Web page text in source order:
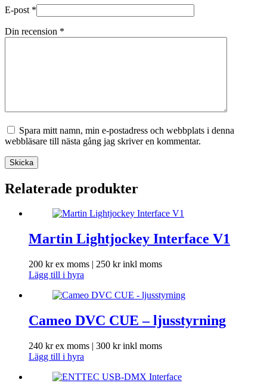
E-post *
Din recension *
Spara mitt namn, min e-postadress och webbplats i denna
webbläsare till nästa gång jag skriver en kommentar.
Skicka
Relaterade produkter
Martin Lightjockey Interface V1
200 krex moms | 250 krinkl moms
Lägg till i hyra
Cameo DVC CUE – ljusstyrning
240 krex moms | 300 krinkl moms
Lägg till i hyra